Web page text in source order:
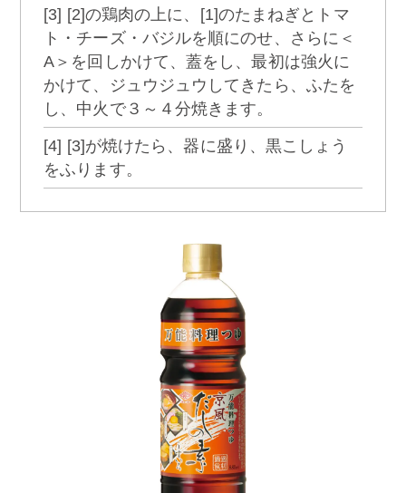
[3] [2]の鶏肉の上に、[1]のたまねぎとトマ
ト・チーズ・バジルを順にのせ、さらに＜
A＞を回しかけて、蓋をし、最初は強火に
かけて、ジュウジュウしてきたら、ふたを
し、中火で３～４分焼きます。
[4] [3]が焼けたら、器に盛り、黒こしょう
をふります。